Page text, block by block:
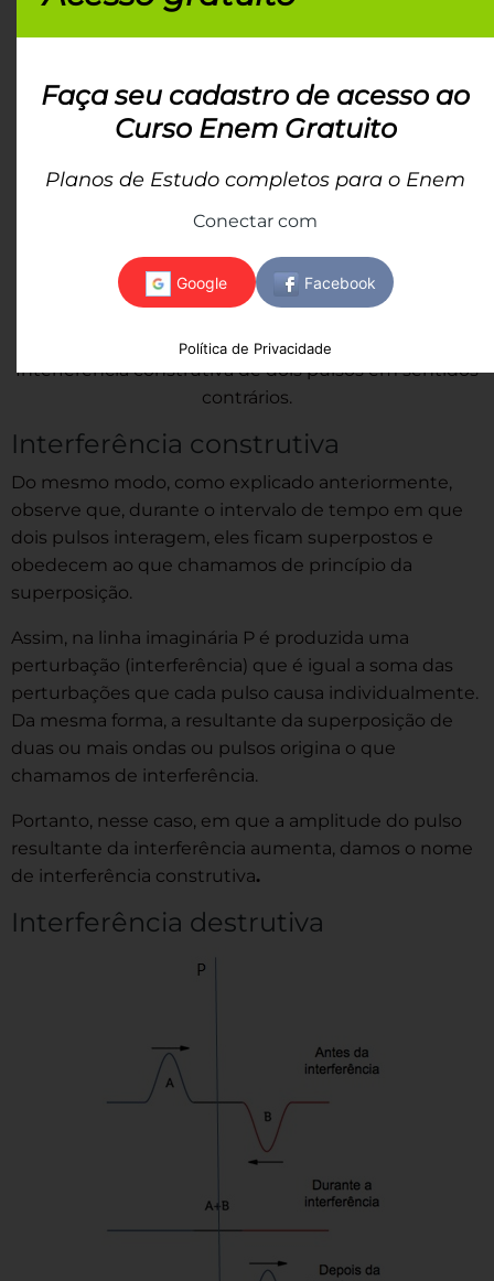
Interferência construtiva de dois pulsos em sentidos
contrários.
Interferência construtiva
Do mesmo modo, como explicado anteriormente,
observe que, durante o intervalo de tempo em que
dois pulsos interagem, eles ficam superpostos e
obedecem ao que chamamos de princípio da
superposição.
Assim, na linha imaginária P é produzida uma
perturbação (interferência) que é igual a soma das
perturbações que cada pulso causa individualmente.
Da mesma forma, a resultante da superposição de
duas ou mais ondas ou pulsos origina o que
chamamos de interferência.
Portanto, nesse caso, em que a amplitude do pulso
resultante da interferência aumenta, damos o nome
de interferência construtiva.
Interferência destrutiva
Faça seu cadastro de acesso ao
Curso Enem Gratuito
Planos de Estudo completos para o Enem
Conectar com
Política de Privacidade